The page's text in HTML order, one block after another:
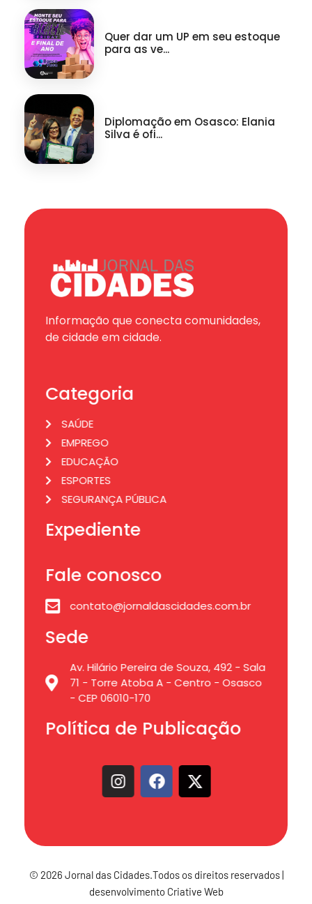
Quer dar um UP em seu estoque
para as ve...
Diplomação em Osasco: Elania
Silva é ofi...
Informação que conecta comunidades,
de cidade em cidade.
Categoria
SAÚDE
EMPREGO
EDUCAÇÃO
ESPORTES
SEGURANÇA PÚBLICA
Expediente
Fale conosco
contato@jornaldascidades.com.br
Sede
Av. Hilário Pereira de Souza, 492 - Sala
71 - Torre Atoba A - Centro - Osasco
- CEP 06010-170
Política de Publicação
© 2026 Jornal das Cidades.Todos os direitos reservados |
desenvolvimento Criative Web